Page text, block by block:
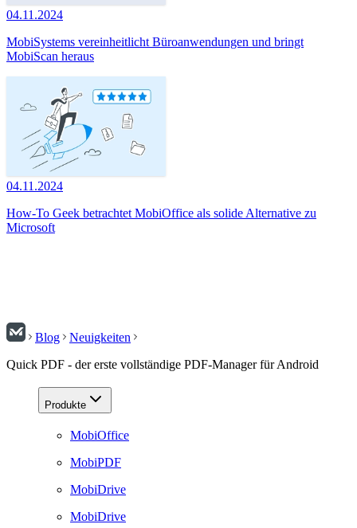
04.11.2024
MobiSystems vereinheitlicht Büroanwendungen und bringt
MobiScan heraus
04.11.2024
How-To Geek betrachtet MobiOffice als solide Alternative zu
Microsoft
Blog
Neuigkeiten
Quick PDF - der erste vollständige PDF-Manager für Android
Produkte
MobiOffice
MobiPDF
MobiDrive
MobiDrive